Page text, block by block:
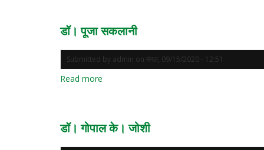
डॉ। पूजा सकलानी
Submitted by admin on मंगल, 09/15/2020 - 12:51
Read more
डॉ। गोपाल के। जोशी